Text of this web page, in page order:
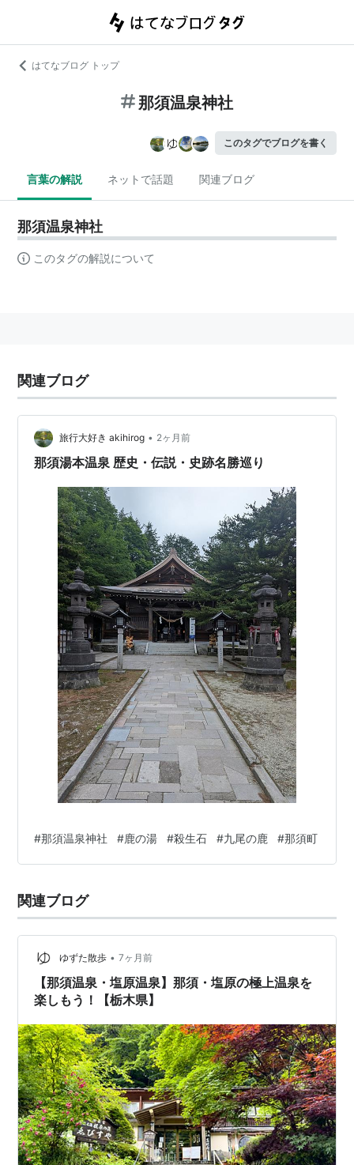
はてなブログ トップ
那須温泉神社
このタグでブログを書く
言葉の解説 ネットで話題 関連ブログ
那須温泉神社
このタグの解説について
関連ブログ
旅行大好き akihirog • 2ヶ月前
那須湯本温泉 歴史・伝説・史跡名勝巡り
#那須温泉神社 #鹿の湯 #殺生石 #九尾の鹿 #那須町
関連ブログ
ゆずた散歩 • 7ヶ月前
【那須温泉・塩原温泉】那須・塩原の極上温泉を
楽しもう！【栃木県】